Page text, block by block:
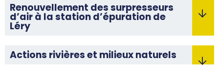
Renouvellement des surpresseurs
d’air à la station d’épuration de
Léry
Actions rivières et milieux naturels